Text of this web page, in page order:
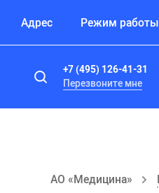
Адрес Режим работы
+7 (495) 126-41-31
Перезвоните мне
АО «Медицина»